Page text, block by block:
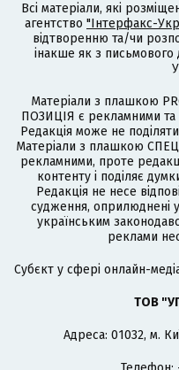
Всі матеріали, які
агентство "Інтерфакс-
відтворенню та/чи
інакше як з письмового
Матеріали з плашкою
ПОЗИЦІЯ є рекламними та
Редакція може не
Матеріали з плашкою
рекламними, проте
контенту і поділяє
Редакція не несе
судження, оприлюднені
українським
реклами
Cубєкт у сфері онлайн-
ТОВ
Адреса: 01032, м.